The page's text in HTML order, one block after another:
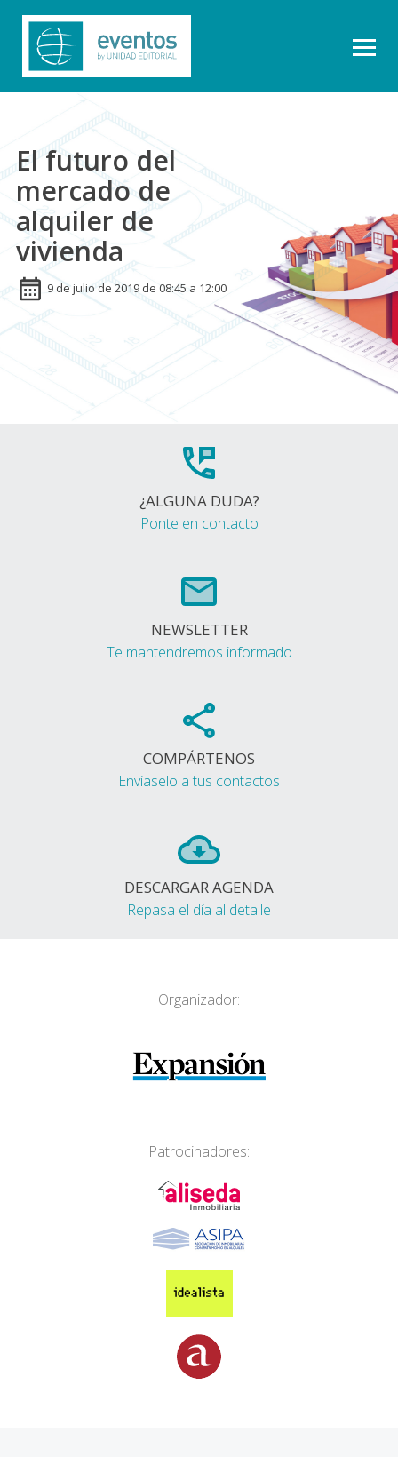
El futuro del
mercado de
alquiler de
vivienda
9 de julio de 2019 de 08:45 a 12:00
¿ALGUNA DUDA?
Ponte en contacto
NEWSLETTER
Te mantendremos informado
COMPÁRTENOS
Envíaselo a tus contactos
DESCARGAR AGENDA
Repasa el día al detalle
Organizador:
Patrocinadores: